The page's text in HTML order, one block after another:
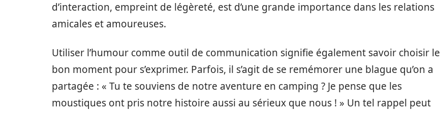
d’interaction, empreint de légèreté, est d’une grande importance dans les relations
amicales et amoureuses.
Utiliser l’humour comme outil de communication signifie également savoir choisir le
bon moment pour s’exprimer. Parfois, il s’agit de se remémorer une blague qu’on a
partagée : « Tu te souviens de notre aventure en camping ? Je pense que les
moustiques ont pris notre histoire aussi au sérieux que nous ! » Un tel rappel peut